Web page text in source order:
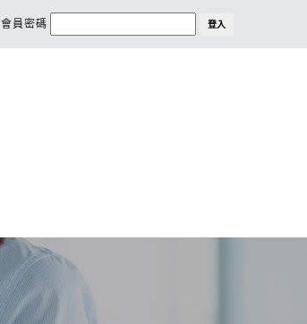
會員密碼 登入